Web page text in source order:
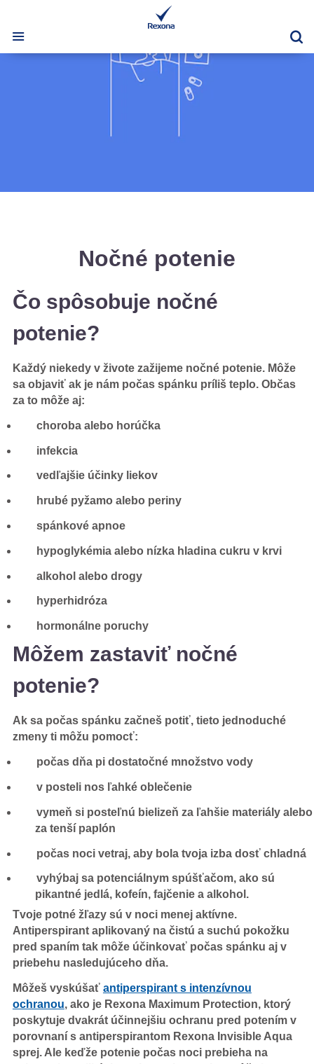
Nočné potenie
Čo spôsobuje nočné
potenie?
Každý niekedy v živote zažijeme nočné potenie. Môže
sa objaviť ak je nám počas spánku príliš teplo. Občas
za to môže aj:
choroba alebo horúčka
infekcia
vedľajšie účinky liekov
hrubé pyžamo alebo periny
spánkové apnoe
hypoglykémia alebo nízka hladina cukru v krvi
alkohol alebo drogy
hyperhidróza
hormonálne poruchy
Môžem zastaviť nočné
potenie?
Ak sa počas spánku začneš potiť, tieto jednoduché
zmeny ti môžu pomocť:
počas dňa pi dostatočné množstvo vody
v posteli nos ľahké oblečenie
vymeň si posteľnú bielizeň za ľahšie materiály alebo
za tenší paplón
počas noci vetraj, aby bola tvoja izba dosť chladná
vyhýbaj sa potenciálnym spúšťačom, ako sú
pikantné jedlá, kofeín, fajčenie a alkohol.
Tvoje potné žľazy sú v noci menej aktívne.
Antiperspirant aplikovaný na čistú a suchú pokožku
pred spaním tak môže účinkovať počas spánku aj v
priebehu nasledujúceho dňa.
Môžeš vyskúšať antiperspirant s intenzívnou
ochranou, ako je Rexona Maximum Protection, ktorý
poskytuje dvakrát účinnejšiu ochranu pred potením v
porovnaní s antiperspirantom Rexona Invisible Aqua
sprej. Ale keďže potenie počas noci prebieha na